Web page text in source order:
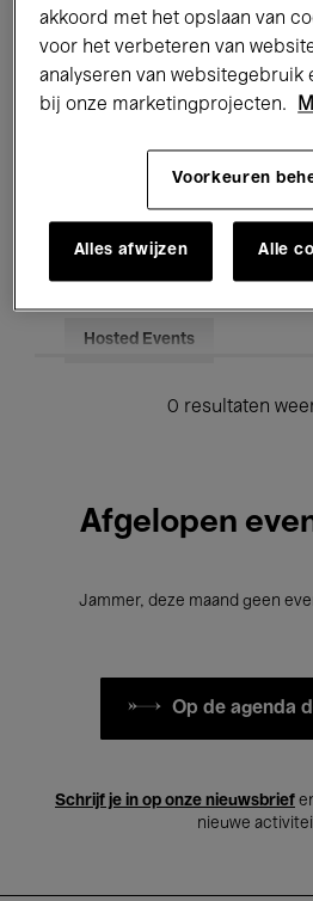
Performances
Jazz Klassieke Muziek
Onderwijs
Hosted Events
0 resultaten
Afgelopen
Jammer, deze maand geen
Op de agenda
Schrijf je in op onze nieuwsbrief
nieuwe
akkoord met het opslaan van
voor het verbeteren van
analyseren van websitegebruik
bij onze marketingprojecten.
Voorkeuren
Alles afwijzen Alle